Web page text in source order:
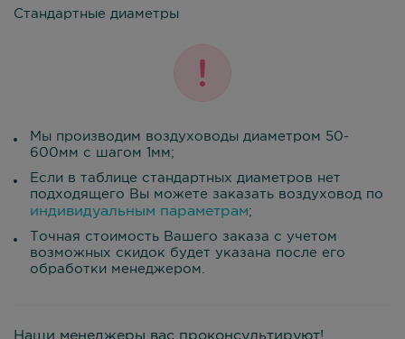
Стандартные диаметры
Мы производим воздуховоды диаметром 50-
600мм с шагом 1мм;
Если в таблице стандартных диаметров нет
подходящего Вы можете заказать воздуховод по
индивидуальным параметрам;
Точная стоимость Вашего заказа с учетом
возможных скидок будет указана после его
обработки менеджером.
Наши менеджеры вас проконсультируют!